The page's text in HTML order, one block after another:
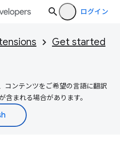
ログイン
Get started
コンテンツをご希望の言語に翻訳
含まれる場合があります。